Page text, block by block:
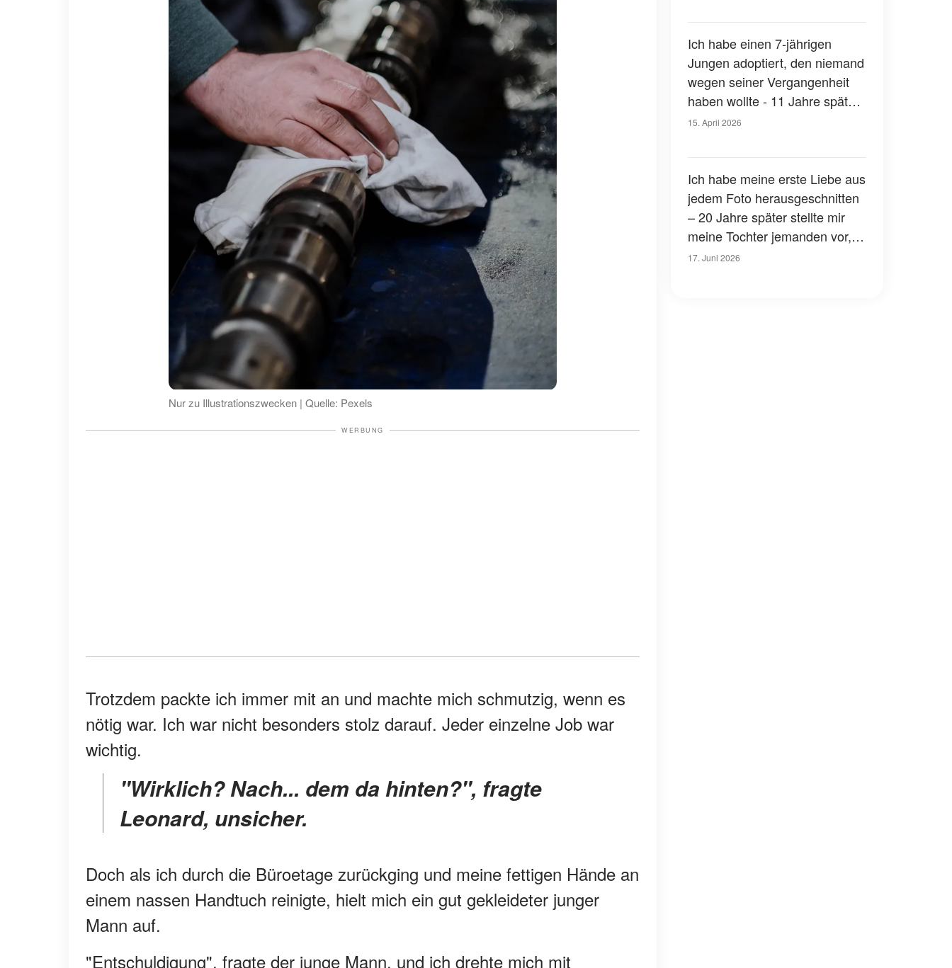
Nur zu Illustrationszwecken | Quelle: Pexels
WERBUNG
Trotzdem packte ich immer mit an und machte mich schmutzig, wenn es
nötig war. Ich war nicht besonders stolz darauf. Jeder einzelne Job war
wichtig.
"Wirklich? Nach... dem da hinten?", fragte
Leonard, unsicher.
Doch als ich durch die Büroetage zurückging und meine fettigen Hände an
einem nassen Handtuch reinigte, hielt mich ein gut gekleideter junger
Mann auf.
"Entschuldigung", fragte der junge Mann, und ich drehte mich mit
Ich habe einen 7-jährigen
Jungen adoptiert, den niemand
wegen seiner Vergangenheit
haben wollte - 11 Jahre später
sagte er mir: "Ich bin endlich
15. April 2026
Ich habe meine erste Liebe aus
jedem Foto herausgeschnitten
– 20 Jahre später stellte mir
meine Tochter jemanden vor,
der genau wie er aussah
17. Juni 2026